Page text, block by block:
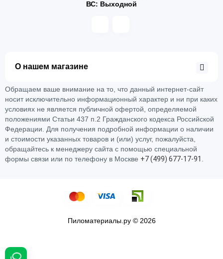
ВС: Выходной
О нашем магазине
Обращаем ваше внимание на то, что данный интернет-сайт
носит исключительно информационный характер и ни при каких
условиях не является публичной офертой, определяемой
положениями Статьи 437 п.2 Гражданского кодекса Российской
Федерации. Для получения подробной информации о наличии
и стоимости указанных товаров и (или) услуг, пожалуйста,
обращайтесь к менеджеру сайта с помощью специальной
формы связи или по телефону в Москве +7 (499) 677-1 7-91
Пиломатериалы.ру © 2026